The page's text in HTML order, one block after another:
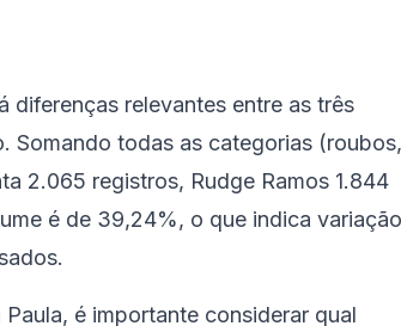
diferenças relevantes entre as três
Somando todas as categorias (roubos,
2.065 registros, Rudge Ramos 1.844
é de 39,24%, o que indica variação
é importante considerar qual